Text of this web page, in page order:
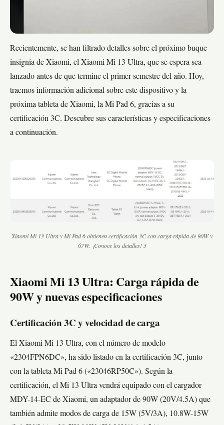
Recientemente, se han filtrado detalles sobre el próximo buque
insignia de Xiaomi, el Xiaomi Mi 13 Ultra, que se espera sea
lanzado antes de que termine el primer semestre del año. Hoy,
traemos información adicional sobre este dispositivo y la
próxima tableta de Xiaomi, la Mi Pad 6, gracias a su
certificación 3C. Descubre sus características y especificaciones
a continuación.
Xiaomi Mi 13 Ultra y Mi Pad 6 obtienen certificación 3C con carga rápida de 90W y
67W: ¡Conoce los detalles! 3
Xiaomi Mi 13 Ultra: Carga rápida de
90W y nuevas especificaciones
Certificación 3C y velocidad de carga
El Xiaomi Mi 13 Ultra, con el número de modelo
«2304FPN6DC», ha sido listado en la certificación 3C, junto
con la tableta Mi Pad 6 («23046RP50C»). Según la
certificación, el Mi 13 Ultra vendrá equipado con el cargador
MDY-14-EC de Xiaomi, un adaptador de 90W (20V/4.5A) que
también admite modos de carga de 15W (5V/3A), 10.8W-15W